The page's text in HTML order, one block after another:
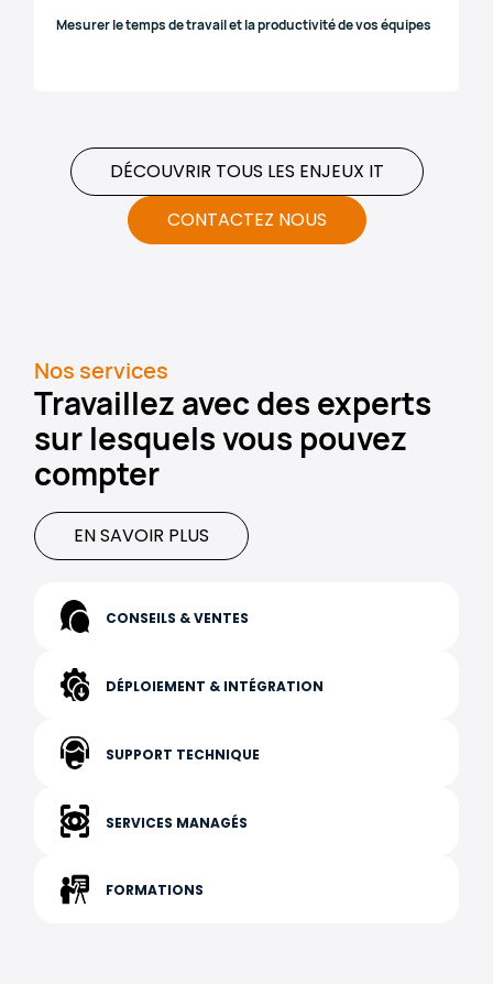
Mesurer le temps de travail et la productivité de vos équipes
DÉCOUVRIR TOUS LES ENJEUX IT
CONTACTEZ NOUS
Nos services
Travaillez avec des experts
sur lesquels vous pouvez
compter
EN SAVOIR PLUS
CONSEILS & VENTES
DÉPLOIEMENT & INTÉGRATION
SUPPORT TECHNIQUE
SERVICES MANAGÉS
FORMATIONS